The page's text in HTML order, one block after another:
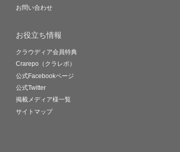
お問い合わせ
お役立ち情報
クラウディア会員特典
Crarepo（クラレポ）
公式Facebookページ
公式Twitter
掲載メディア様一覧
サイトマップ